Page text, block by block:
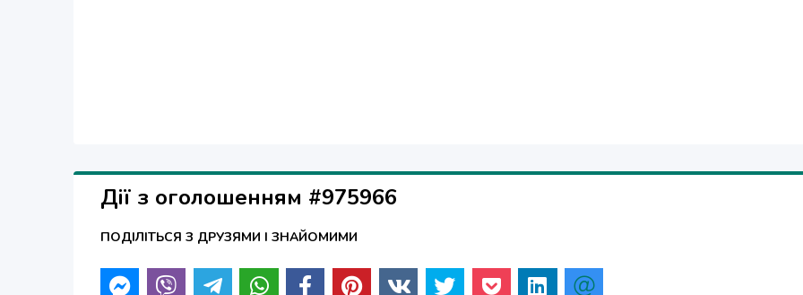
Дії з оголошенням #975966
ПОДІЛІТЬСЯ З ДРУЗЯМИ І ЗНАЙОМИМИ